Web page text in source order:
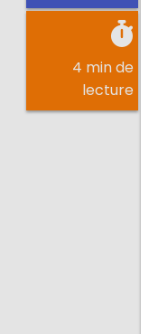
4 min de
lecture